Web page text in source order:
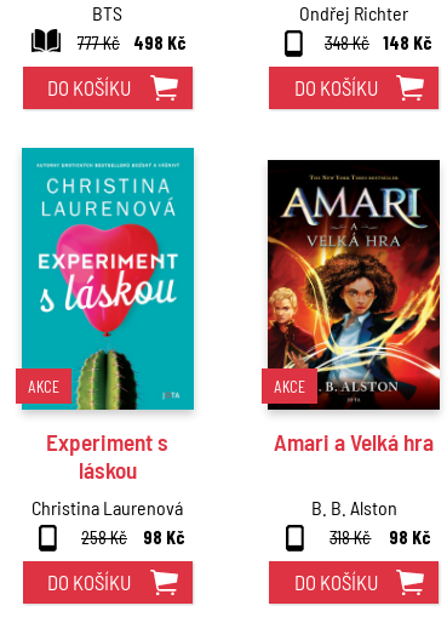
BTS
777 Kč
498 Kč
DO KOŠÍKU
Ondřej Richter
348 Kč 148 Kč
DO KOŠÍKU
AKCE
Experiment s
láskou
Christina Laurenová
258 Kč
98 Kč
DO KOŠÍKU
AKCE
Amari a Velká hra
B. B. Alston
318 Kč
98 Kč
DO KOŠÍKU